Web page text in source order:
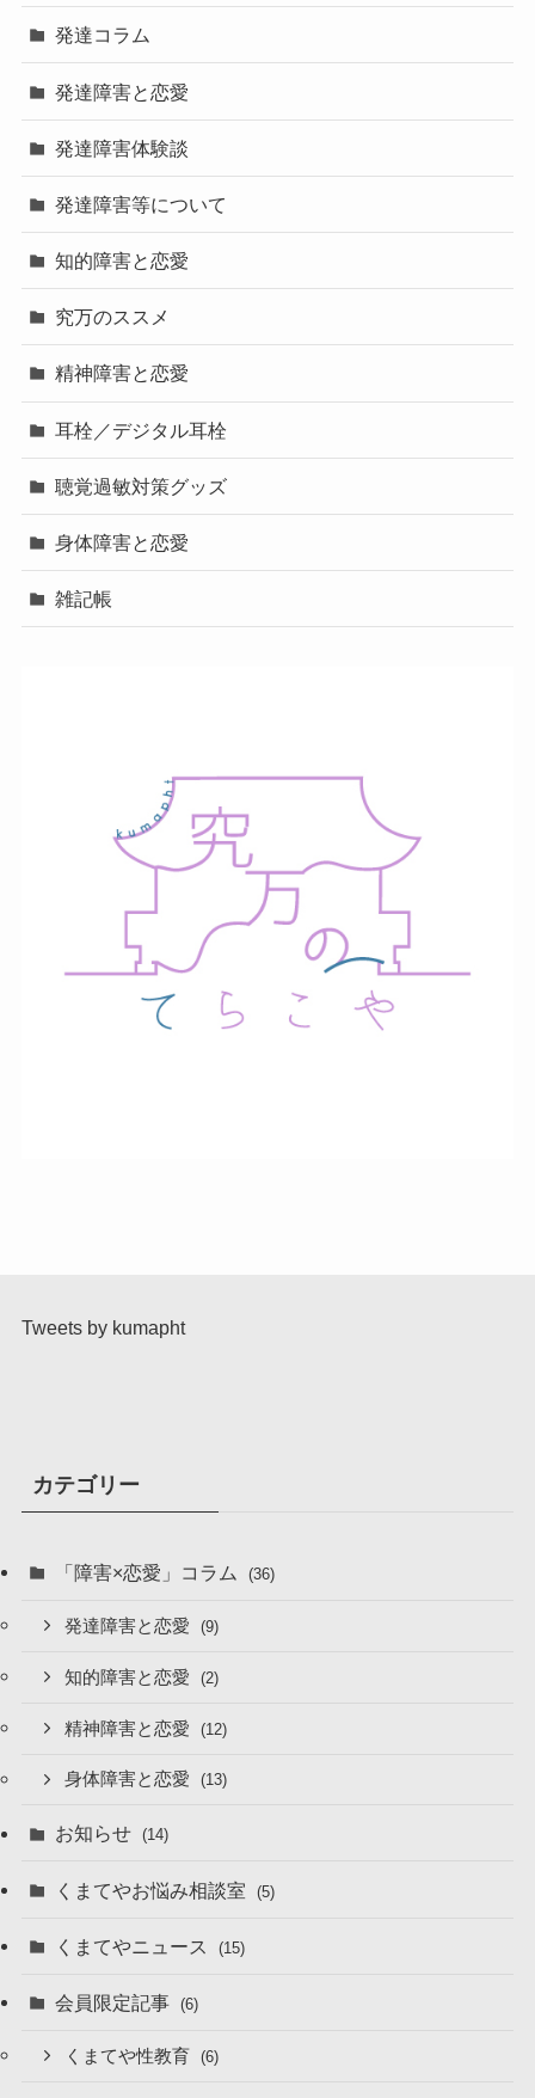
発達コラム
発達障害と恋愛
発達障害体験談
発達障害等について
知的障害と恋愛
究万のススメ
精神障害と恋愛
耳栓／デジタル耳栓
聴覚過敏対策グッズ
身体障害と恋愛
雑記帳
Tweets by kumapht
カテゴリー
「障害×恋愛」コラム (36)
発達障害と恋愛 (9)
知的障害と恋愛 (2)
精神障害と恋愛 (12)
身体障害と恋愛 (13)
お知らせ (14)
くまてやお悩み相談室 (5)
くまてやニュース (15)
会員限定記事 (6)
くまてや性教育 (6)